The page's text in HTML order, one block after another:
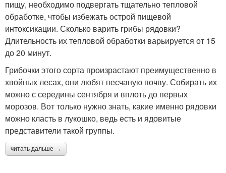
пищу, необходимо подвергать тщательно тепловой
обработке, чтобы избежать острой пищевой
интоксикации. Сколько варить грибы рядовки?
Длительность их тепловой обработки варьируется от 15
до 20 минут.
Грибочки этого сорта произрастают преимущественно в
хвойных лесах, они любят песчаную почву. Собирать их
можно с середины сентября и вплоть до первых
морозов. Вот только нужно знать, какие именно рядовки
можно класть в лукошко, ведь есть и ядовитые
представители такой группы.
читать дальше →